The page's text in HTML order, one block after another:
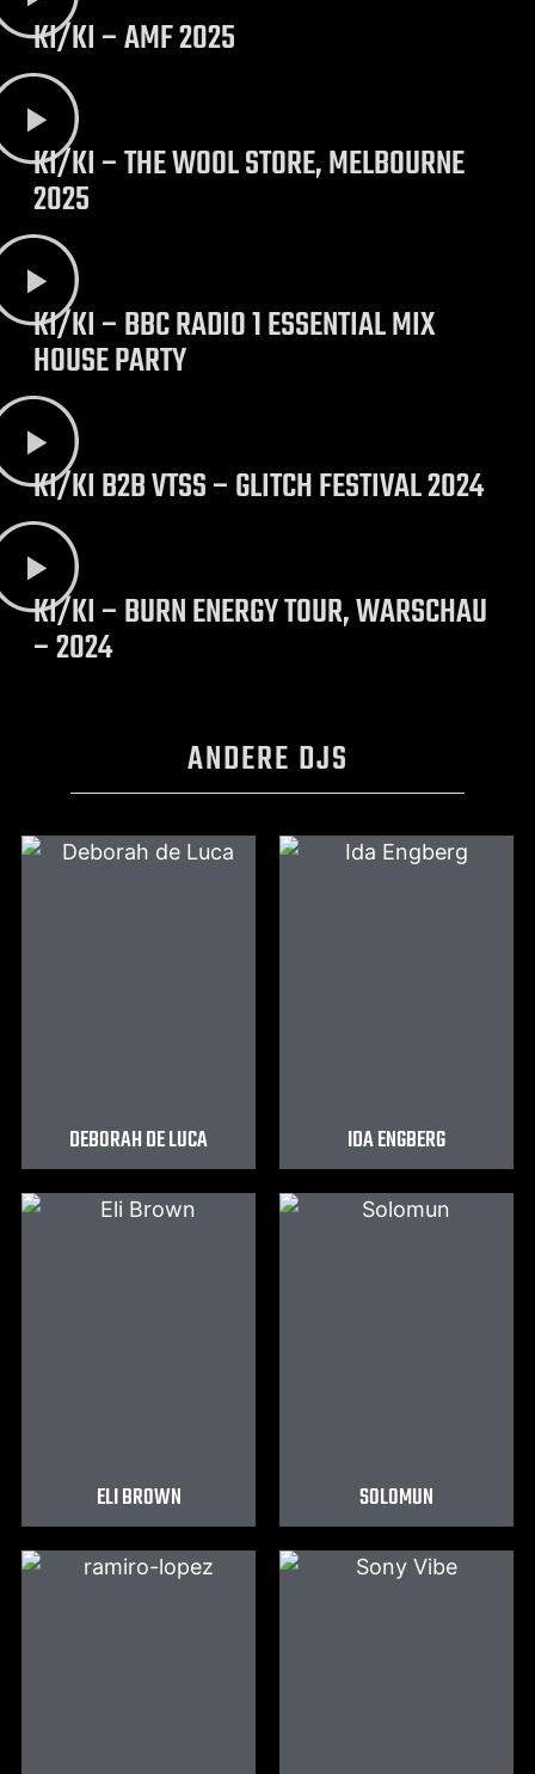
KI/KI – AMF 2025
KI/KI – THE WOOL STORE, MELBOURNE
2025
KI/KI – BBC RADIO 1 ESSENTIAL MIX
HOUSE PARTY
KI/KI B2B VTSS – GLITCH FESTIVAL 2024
KI/KI – BURN ENERGY TOUR, WARSCHAU
– 2024
ANDERE DJS
DEBORAH DE LUCA IDA ENGBERG
ELI BROWN SOLOMUN